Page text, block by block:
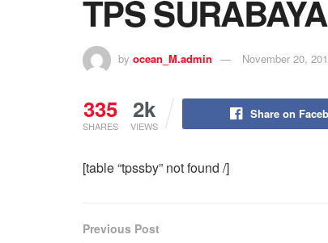
TPS SURABAYA
by ocean_M.admin November 20,
335
SHARES
2k
VIEWS
Share on
[table “tpssby” not found /]
Previous Post